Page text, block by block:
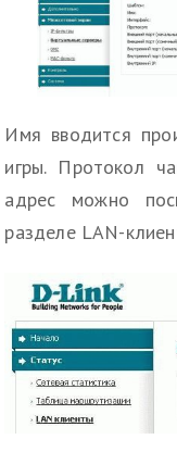
Имя вводится
игры. Протокол
адрес можно
разделе LAN-